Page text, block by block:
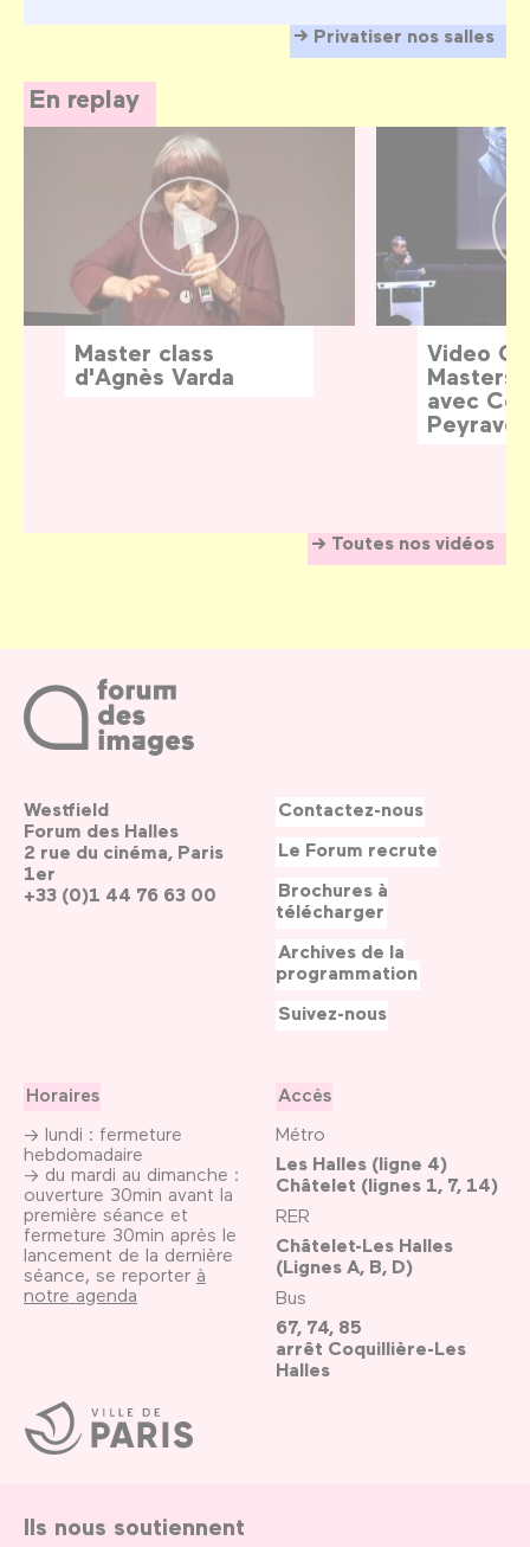
Privatiser nos salles
En replay
Toutes nos vidéos
Master class
d'Agnès Varda
Video
avec
Ville
de
Paris
Westfield
Forum des Halles
2 rue du cinéma, Paris
1er
+33 (0)1 44 76 63 00
Horaires
→ lundi : fermeture
hebdomadaire
→ du mardi au dimanche :
ouverture 30min avant la
première séance et
fermeture 30min après le
lancement de la dernière
séance, se reporter à
notre agenda
Accès
Métro
Les Halles (ligne 4)
Châtelet (lignes 1, 7, 14)
RER
Châtelet-Les Halles
(Lignes A, B, D)
Bus
67, 74, 85
arrêt Coquillière-Les
Halles
Contactez-nous
Le Forum recrute
Brochures à
télécharger
Archives de la
programmation
Suivez-nous
Ils nous soutiennent